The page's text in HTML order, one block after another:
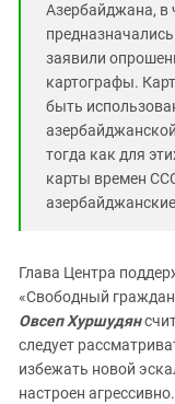
Азербайджана, в
заявили
картографы.
быть
тогда как для
карты времен
Глава Центра
«Свободный
Овсеп Хуршудян
следует
избежать новой
настроен